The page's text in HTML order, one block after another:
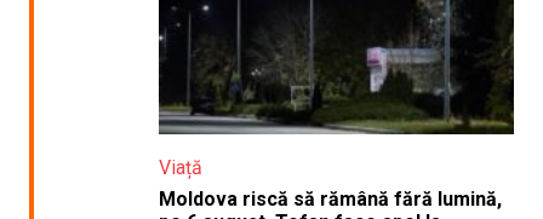
Viață
Moldova riscă să rămână fără lumină,